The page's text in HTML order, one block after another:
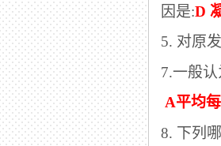
因是:D
5. 对原
7.一般
A平均
8. 下列